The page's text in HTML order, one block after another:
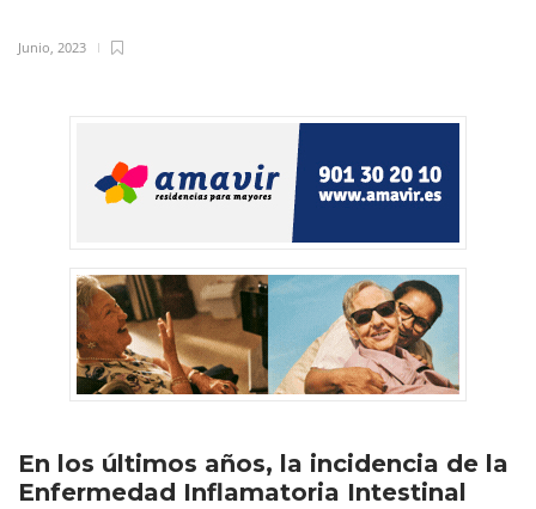
Junio, 2023
En los últimos años, la incidencia de la
Enfermedad Inflamatoria Intestinal